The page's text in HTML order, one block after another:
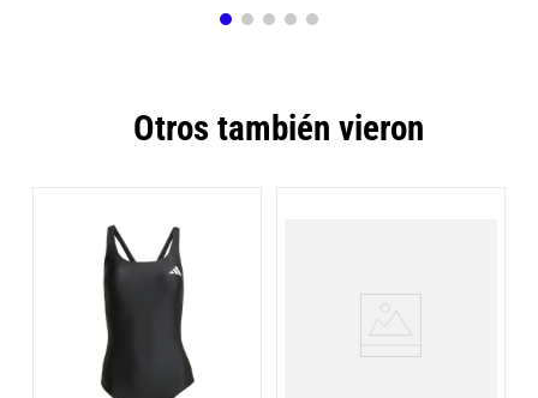
Otros también vieron